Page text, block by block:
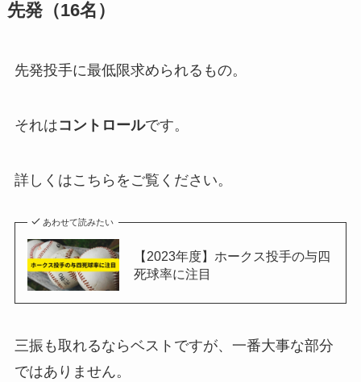
先発（16名）
先発投手に最低限求められるもの。
それはコントロールです。
詳しくはこちらをご覧ください。
あわせて読みたい
【2023年度】ホークス投手の与四
死球率に注目
三振も取れるならベストですが、一番大事な部分
ではありません。